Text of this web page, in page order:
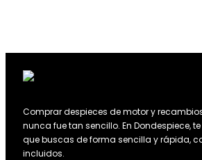
Comprar despieces de motor y
nunca fue tan sencillo. En Dondespiece,
que buscas de forma sencilla y rápida,
incluidos.